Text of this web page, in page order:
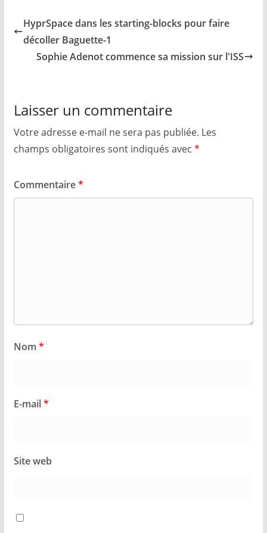
HyprSpace dans les starting-blocks pour faire
décoller Baguette-1
Sophie Adenot commence sa mission sur l'ISS
Laisser un commentaire
Votre adresse e-mail ne sera pas publiée. Les
champs obligatoires sont indiqués avec *
Commentaire*
Nom *
E-mail*
Site web